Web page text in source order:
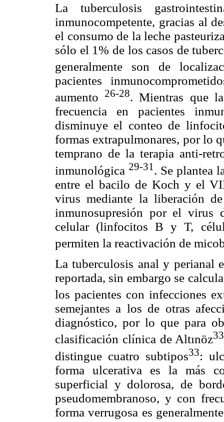
La tuberculosis
inmunocompetente, gracias al
el consumo de la leche
sólo el 1% de los casos de
generalmente son de
pacientes
aumento
26-28. Mientras que
frecuencia en pacientes
disminuye el conteo de
formas extrapulmonares, por lo
temprano de la terapia anti-
inmunológica 29-31 . Se plantea
entre el bacilo de Koch y el
virus mediante la liberación
inmunosupresión por el virus
celular (linfocitos B y T,
permiten la reactivación de
La tuberculosis anal y perianal
reportada, sin embargo se
los pacientes con infecciones
semejantes a los de otras
diagnóstico, por lo que para
clasificación clínica de Altınöz33
distingue cuatro subtipos33:
forma ulcerativa es la más
superficial y dolorosa, de
pseudomembranoso, y con
forma verrugosa es